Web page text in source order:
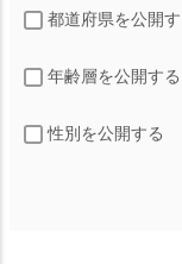
都道府県を公開す
年齢層を公開する
性別を公開する